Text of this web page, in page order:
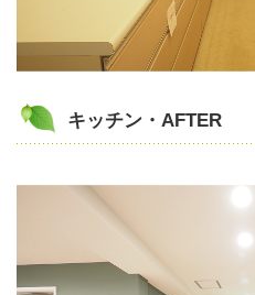
キッチン・AFTER